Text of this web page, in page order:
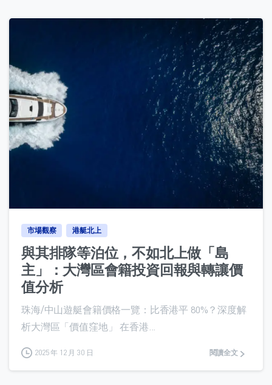
市場觀察 港艇北上
與其排隊等泊位，不如北上做「島
主」：大灣區會籍投資回報與轉讓價
值分析
珠海/中山遊艇會籍價格一覽：比香港平 80%？深度解
析大灣區「價值窪地」 在香港...
2025 年 12 月 30 日 閱讀全文